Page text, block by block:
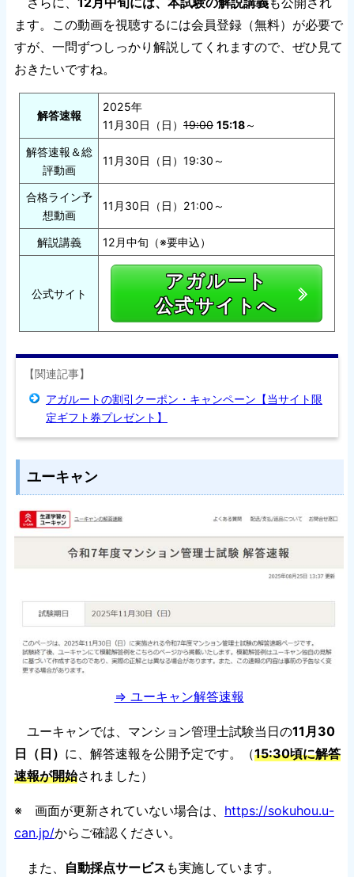
ます。この動画を視聴するには会員登録（無料）が必要で
すが、一問ずつしっかり解説してくれますので、ぜひ見て
おきたいですね。
解答速報
2025年
11月30日（日） 19:00 15:18～
解答速報＆総
評動画
11月30日（日）19:30～
合格ライン予
想動画
11月30日（日）21:00～
解説講義 12月中旬（※要申込）
公式サイト
アガルート
公式サイトへ
【関連記事】
アガルートの割引クーポン・キャンペーン【当サイト限
定ギフト券プレゼント】
ユーキャン
⇒ ユーキャン解答速報
ユーキャンでは、マンション管理士試験当日の11月30
日（日） に、解答速報を公開予定です。（15:30頃に解答
速報が開始されました）
※ 画面が更新されていない場合は、 https://sokuhou.u-
can.jp/からご確認ください。
また、 自動採点サービス も実施しています。